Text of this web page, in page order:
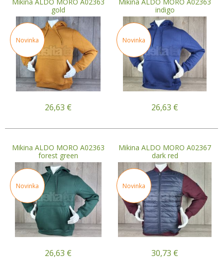
gold
Novinka
26,63 €
indigo
Novinka
26,63 €
Mikina ALDO MORO A02363
forest green
Novinka
26,63 €
Mikina ALDO MORO A02367
dark red
Novinka
30,73 €